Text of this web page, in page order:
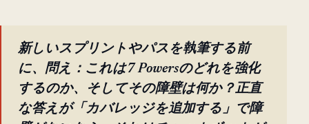
新しいスプリントやパスを執筆する前
に、問え：これは7 Powersのどれを強化
するのか、そしてその障壁は何か？正直
な答えが「カバレッジを追加する」で障